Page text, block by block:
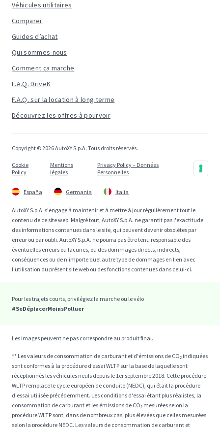
Véhicules utilitaires
Comparer
Guides d’achat
Qui sommes-nous
Comment ça marche
F.A.Q. DriveK
F.A.Q. sur la location à long terme
Découvrez les offres à pourvoir
Copyright © 2026 AutoXY S.p.A. Tous droits réservés.
Cookie
Policy
Mentions
légales
Privacy Policy – Données
Personnelles
España Germania Italia
AutoXY S.p.A. s'engage à maintenir et à mettre à jour régulièrement tout le
contenu de ce site web. Malgré tout, AutoXY S.p.A. ne garantit pas l'exactitude
des informations contenues dans le site, qui peuvent devenir obsolètes par
erreur ou par oubli. AutoXY S.p.A. ne pourra pas être tenu responsable des
éventuelles erreurs ou lacunes, ou des dommages directs, indirects,
conséquences ou de n'importe quel autre type de dommages en lien avec
l'utilisation du présent site web ou des fonctions contenues dans celui-ci.
Pour les trajets courts, privilégiez la marche ou le vélo
#SeDéplacerMoinsPolluer
Les images peuvent ne pas correspondre au produit final.
** Les valeurs de consommation de carburant et d'émissions de CO₂ indiquées
sont conformes à la procédure d’essai WLTP sur la base de laquelle sont
réceptionnés les véhicules neufs depuis le 1er septembre 2018. Cette procédure
WLTP remplace le cycle européen de conduite (NEDC), qui était la procédure
d'essai utilisée précédemment. Les conditions d'essai étant plus réalistes, la
consommation de carburant et les émissions de CO₂ mesurées selon la
procédure WLTP sont, dans de nombreux cas, plus élevées que celles mesurées
selon la procédure NEDC. Les valeurs de consommation de carburant et